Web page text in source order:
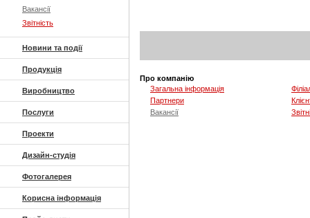
Вакансії
Звітність
Новини та події
Продукція
Виробництво
Послуги
Проекти
Дизайн-студія
Фотогалерея
Корисна інформація
Про компанію
Загальна інформація
Партнери
Вакансії